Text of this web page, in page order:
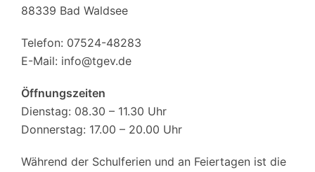
88339 Bad Waldsee
Telefon: 07524-48283
E-Mail: info@tgev.de
Öffnungszeiten
Dienstag: 08.30 – 11.30 Uhr
Donnerstag: 17.00 – 20.00 Uhr
Während der Schulferien und an Feiertagen ist die